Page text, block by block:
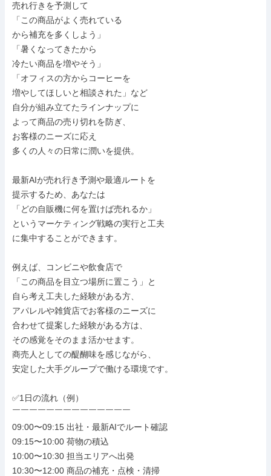
売れ行きを予測して
「この商品がよく売れている
から補充を多くしよう」
「暑くなってきたから
冷たい商品を増やそう」
「オフィスの方からコーヒーを
増やしてほしいと相談された」など
自分が組み立てたラインナップに
よって商品の売り切れを防ぎ、
お客様のニーズに応え
多くの人々の日常に潤いを提供。
最新AIが売れ行き予測や最適ルートを
提示するため、あなたは
「どの自販機に何を置けば売れるか」
というマーケティング戦略の実行と工夫
に集中することができます。
例えば、コンビニや飲食店で
「この商品を目立つ場所に置こう」と
自ら考え工夫した経験がある方、
アパレルや雑貨店でお客様のニーズに
合わせて提案した経験がある方は、
その感覚をそのまま活かせます。
商売人としての醍醐味を感じながら、
安定した大手グループで働ける環境です。
✅1日の流れ（例）
￣￣￣￣￣￣￣￣￣￣￣￣￣￣
09:00〜09:15 出社・最新AIでルート確認
09:15〜10:00 荷物の積込
10:00〜10:30 担当エリアへ出発
10:30〜12:00 商品の補充・点検・清掃